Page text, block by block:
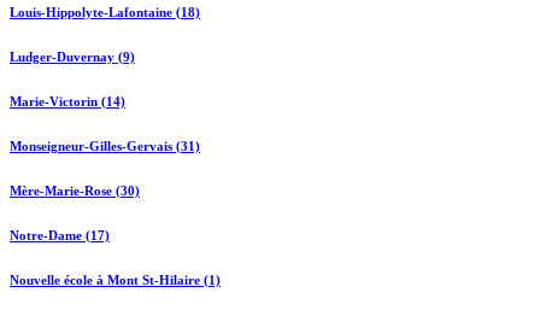
Louis-Hippolyte-Lafontaine (18)
Ludger-Duvernay (9)
Marie-Victorin (14)
Monseigneur-Gilles-Gervais (31)
Mère-Marie-Rose (30)
Notre-Dame (17)
Nouvelle école à Mont St-Hilaire (1)